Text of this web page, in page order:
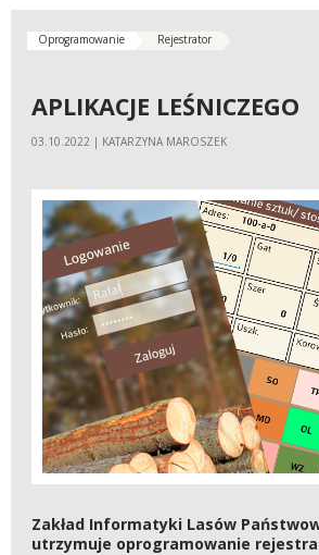
Oprogramowanie Rejestrator
APLIKACJE LEŚNICZEGO
03.10.2022 | KATARZYNA MAROSZEK
Zakład Informatyki Lasów
utrzymuje oprogramowanie